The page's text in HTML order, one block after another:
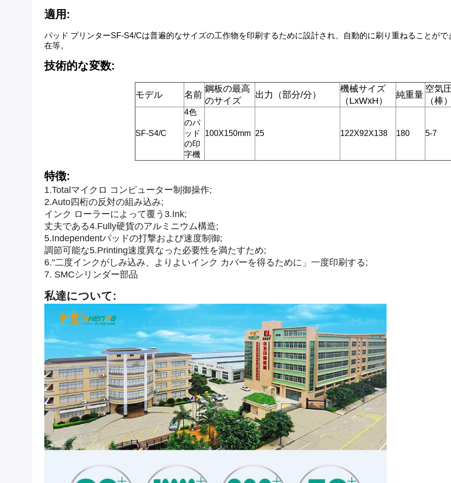
適用:
パッド プリンターSF-S4/Cは普遍的なサイズの工作物を印刷するために設計され、 自動的に刷り重ねることがで
在等。
技術的な変数:
モデル 名前
鋼板の最高
のサイズ
出力（部分/分）
機械サイズ
（LxWxH）
純重量
空気
（棒）
SF-S4/C
4色
のパ
ッド
の印
字機
100X150mm 25 122X92X138 180 5-7
特徴:
1.Totalマイクロ コンピューター制御操作;
2.Auto四桁の反対の組み込み;
インク ローラーによって覆う3.Ink;
丈夫である4.Fully硬貨のアルミニウム構造;
5.Independentパッドの打撃および速度制御;
調節可能な5.Printing速度異なった必要性を満たすため;
6."二度インクがしみ込み、よりよいインク カバーを得るために」一度印刷する;
7. SMCシリンダー部品
私達について: